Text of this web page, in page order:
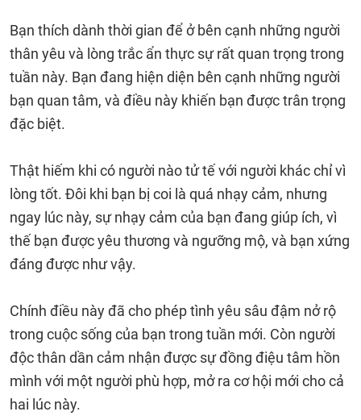
Bạn thích dành thời gian để ở bên cạnh những người
thân yêu và lòng trắc ẩn thực sự rất quan trọng trong
tuần này. Bạn đang hiện diện bên cạnh những người
bạn quan tâm, và điều này khiến bạn được trân trọng
đặc biệt.
Thật hiếm khi có người nào tử tế với người khác chỉ vì
lòng tốt. Đôi khi bạn bị coi là quá nhạy cảm, nhưng
ngay lúc này, sự nhạy cảm của bạn đang giúp ích, vì
thế bạn được yêu thương và ngưỡng mộ, và bạn xứng
đáng được như vậy.
Chính điều này đã cho phép tình yêu sâu đậm nở rộ
trong cuộc sống của bạn trong tuần mới. Còn người
độc thân dần cảm nhận được sự đồng điệu tâm hồn
mình với một người phù hợp, mở ra cơ hội mới cho cả
hai lúc này.